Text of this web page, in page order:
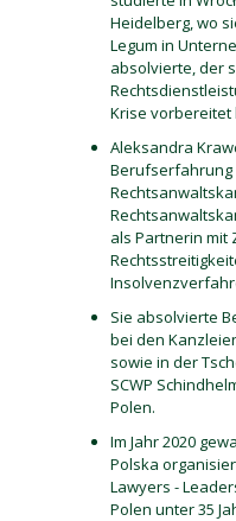
Heidelberg, wo
Legum in
absolvierte, der
Krise vorbereitet
Aleksandra
Berufserfahrung
als Partnerin mit
Sie absolvierte
bei den
sowie in der
SCWP
Polen.
Im Jahr 2020
Polska
Lawyers -
Polen unter 35